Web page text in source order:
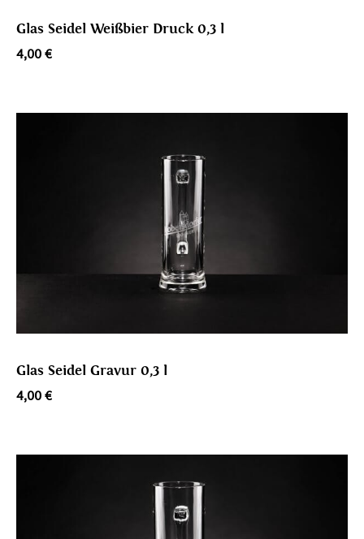
Glas Seidel Weißbier Druck 0,3 l
4,00 €
Glas Seidel Gravur 0,3 l
4,00 €